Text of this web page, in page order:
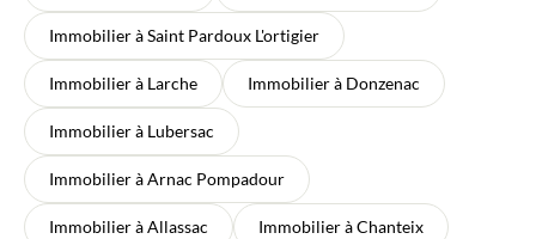
Immobilier à Saint Pardoux L'ortigier
Immobilier à Larche Immobilier à Donzenac
Immobilier à Lubersac
Immobilier à Arnac Pompadour
Immobilier à Allassac Immobilier à Chanteix